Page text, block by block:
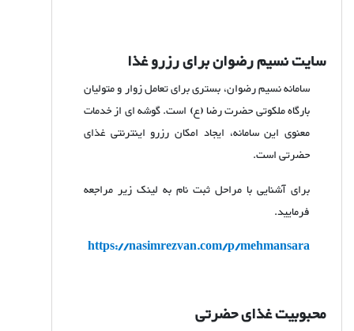
سایت نسیم رضوان برای رزرو غذا
سامانه نسیم رضوان، بستری برای تعامل زوار و متولیان
بارگاه ملکوتی حضرت رضا (ع) است. گوشه ای از خدمات
معنوی این سامانه، ایجاد امکان رزرو اینترنتی غذای
حضرتی است.
برای آشنایی با مراحل ثبت نام به لینک زیر مراجعه
فرمایید.
https://nasimrezvan.com/p/mehmansara
محبوبیت غذای حضرتی